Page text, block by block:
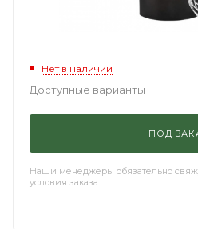
Нет в наличии
Доступные варианты
ПОД
Наши менеджеры обязательно
условия заказа